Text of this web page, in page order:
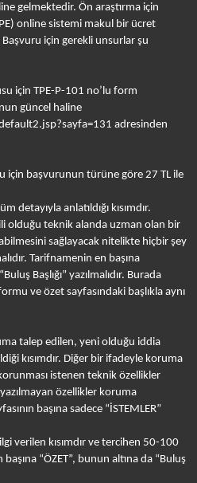
gelmektedir. Ön araştırma için
online sistemi makul bir ücret
Başvuru için gerekli unsurlar şu
için TPE-P-101 no’lu form
güncel haline
adresinden
için başvurunun türüne göre 27 TL ile
detayıyla anlatıldığı kısımdır.
olduğu teknik alanda uzman olan bir
sağlayacak nitelikte hiçbir şey
Tarifnamenin en başına
Başlığı” yazılmalıdır. Burada
ve özet sayfasındaki başlıkla aynı
talep edilen, yeni olduğu iddia
kısımdır. Diğer bir ifadeyle koruma
istenen teknik özellikler
özellikler koruma
başına sadece “İSTEMLER”
verilen kısımdır ve tercihen 50-100
“ÖZET”, bunun altına da “Buluş